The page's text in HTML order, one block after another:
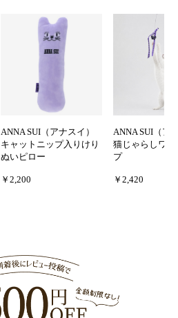
ANNA SUI（アナスイ）
キャットニップ入りけり
ぬいピロー
￥2,200
ANNA SUI（ア
猫じゃらしワ
プ
￥2,420